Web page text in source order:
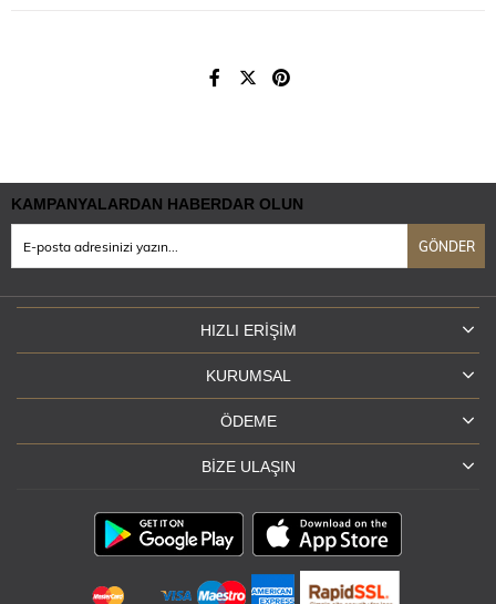
KAMPANYALARDAN HABERDAR OLUN
GÖNDER
HIZLI ERIŞIM
KURUMSAL
ÖDEME
BIZE ULAŞIN